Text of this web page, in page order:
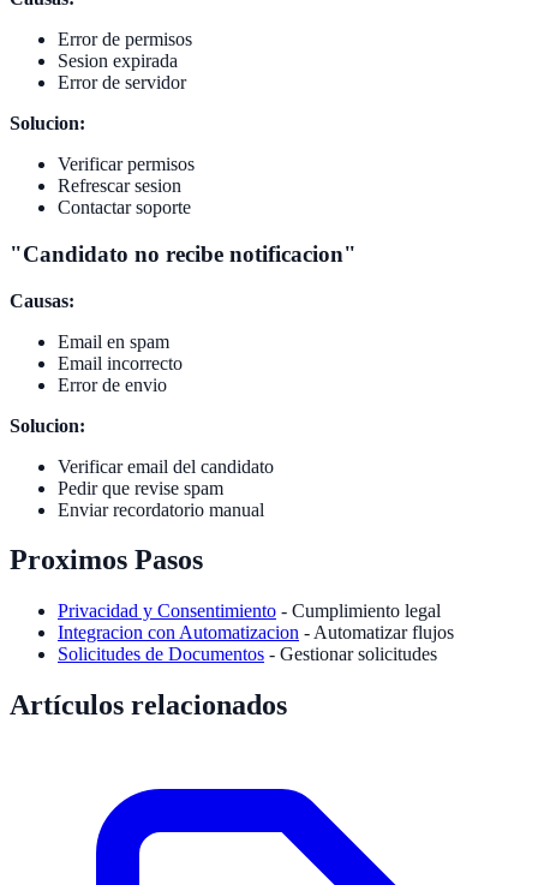
Error de permisos
Sesion expirada
Error de servidor
Solucion:
Verificar permisos
Refrescar sesion
Contactar soporte
"Candidato no recibe notificacion"
Causas:
Email en spam
Email incorrecto
Error de envio
Solucion:
Verificar email del candidato
Pedir que revise spam
Enviar recordatorio manual
Proximos Pasos
Privacidad y Consentimiento - Cumplimiento legal
Integracion con Automatizacion - Automatizar flujos
Solicitudes de Documentos - Gestionar solicitudes
Artículos relacionados